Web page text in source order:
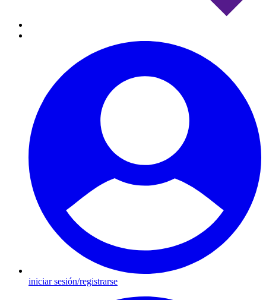
iniciar sesión/registrarse